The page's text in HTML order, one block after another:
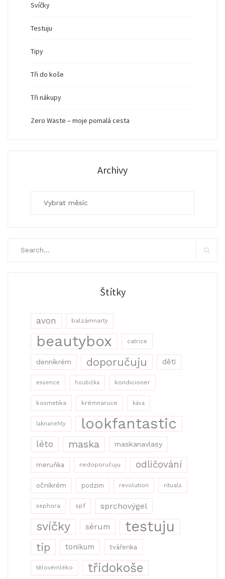
Svíčky
Testuju
Tipy
Tři do koše
Tři nákupy
Zero Waste – moje pomalá cesta
Archivy
Štítky
avon balzámnarty
beautybox catrice
denníkrém doporučuju děti
essence houbička kondicioner
kosmetika krémnaruce káva
laknanehty lookfantastic
léto maska maskanavlasy
meruňka nedoporučuju odličování
očníkrém podzim revolution rituals
sephora spf sprchovýgel
svíčky sérum testuju
tip tonikum tvářenka
tělovémléko třidokoše